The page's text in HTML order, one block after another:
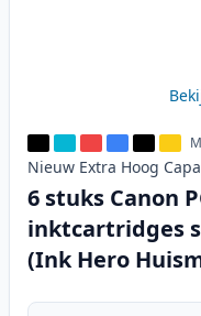
Nieuw Extra Hoog
6 stuks Canon
inktcartridges
(Ink Hero